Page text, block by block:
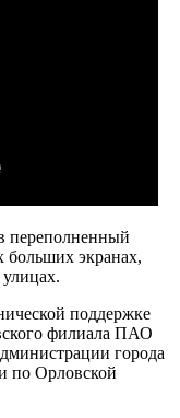
переполненный
больших экранах,
поддержке
филиала ПАО
города
по Орловской